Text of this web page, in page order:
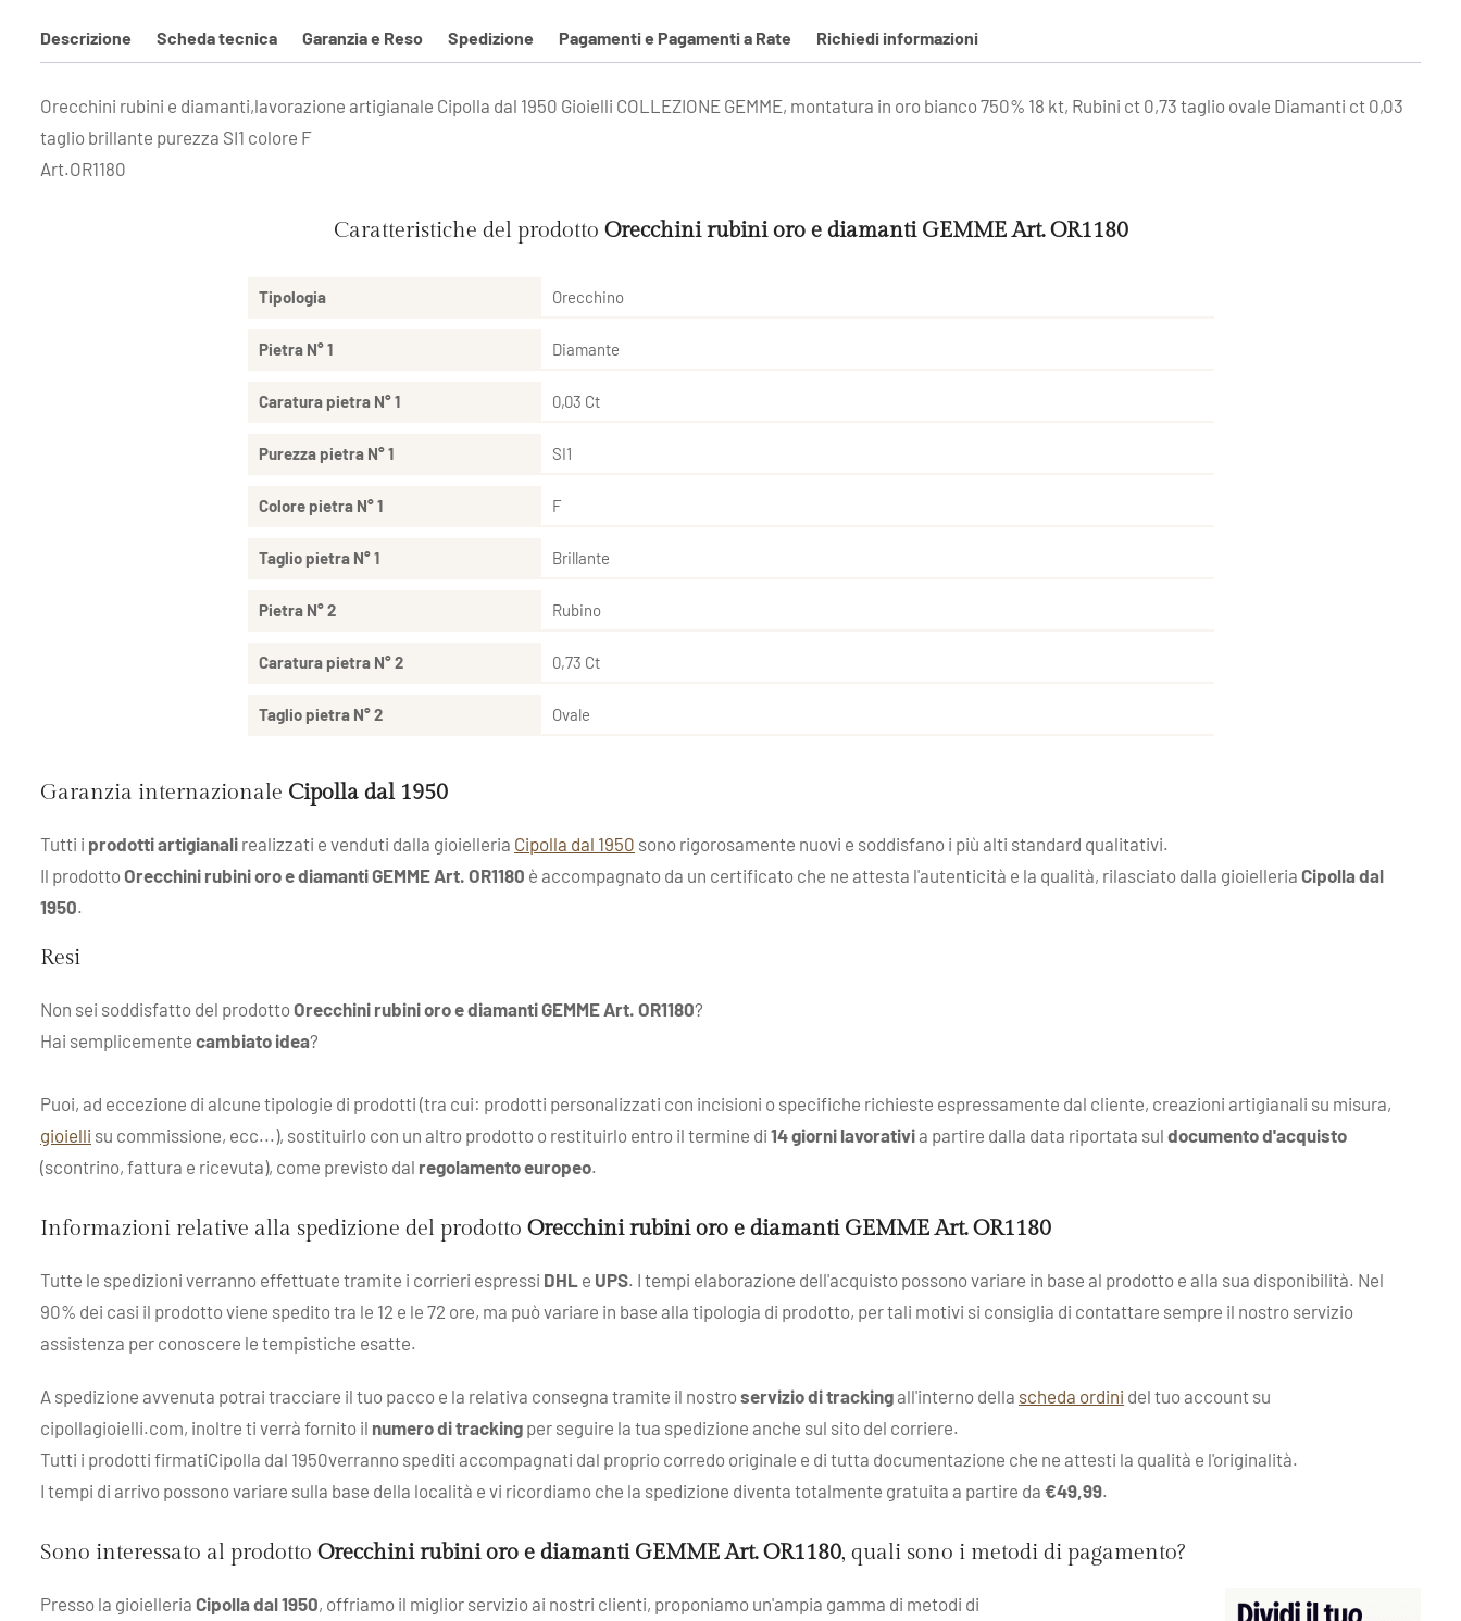
Descrizione Scheda tecnica Garanzia e Reso Spedizione Pagamenti e Pagamenti a Rate Richiedi informazioni
Orecchini rubini e diamanti,lavorazione artigianale Cipolla dal 1950 Gioielli COLLEZIONE GEMME, montatura in oro bianco 750% 18 kt, Rubini ct 0,73 taglio ovale Diamanti ct 0,03
taglio brillante purezza SI1 colore F
Art.OR1180
Caratteristiche del prodotto Orecchini rubini oro e diamanti GEMME Art. OR1180
Tipologia Orecchino
Pietra N° 1 Diamante
Caratura pietra N° 1 0,03 Ct
Purezza pietra N° 1 SI1
Colore pietra N° 1 F
Taglio pietra N° 1 Brillante
Pietra N° 2 Rubino
Caratura pietra N° 2 0,73 Ct
Taglio pietra N° 2 Ovale
Garanzia internazionale Cipolla dal 1950
Tutti i prodotti artigianali realizzati e venduti dalla gioielleria Cipolla dal 1950 sono rigorosamente nuovi e soddisfano i più alti standard qualitativi.
Il prodottoOrecchini rubini oro e diamanti GEMME Art. OR1180 è accompagnato da un certificato che ne attesta l'autenticità e la qualità, rilasciato dalla gioielleria Cipolla dal
1950.
Resi
Non sei soddisfatto del prodottoOrecchini rubini oro e diamanti GEMME Art. OR1180?
Hai semplicemente cambiato idea?
Puoi, ad eccezione di alcune tipologie di prodotti (tra cui: prodotti personalizzati con incisioni o specifiche richieste espressamente dal cliente, creazioni artigianali su misura,
gioielli su commissione, ecc...), sostituirlo con un altro prodotto o restituirlo entro il termine di 14 giorni lavorativia partire dalla data riportata sul documento d'acquisto
(scontrino, fattura e ricevuta), come previsto dal regolamento europeo.
Informazioni relative alla spedizione del prodotto Orecchini rubini oro e diamanti GEMME Art. OR1180
Tutte le spedizioni verranno effettuate tramite i corrieri espressi DHL e UPS. I tempi elaborazione dell'acquisto possono variare in base al prodotto e alla sua disponibilità. Nel
90% dei casi il prodotto viene spedito tra le 12 e le 72 ore, ma può variare in base alla tipologia di prodotto, per tali motivi si consiglia di contattare sempre il nostro servizio
assistenza per conoscere le tempistiche esatte.
A spedizione avvenuta potrai tracciare il tuo pacco e la relativa consegna tramite il nostroservizio di trackingall'interno della scheda ordini del tuo account su
cipollagioielli.com, inoltre ti verrà fornito il numero di tracking per seguire la tua spedizione anche sul sito del corriere.
Tutti i prodotti firmatiCipolla dal 1950verranno spediti accompagnati dal proprio corredo originale e di tutta documentazione che ne attesti la qualità e l'originalità.
I tempi di arrivo possono variare sulla base della località e vi ricordiamo che la spedizione diventa totalmente gratuita a partire da €49,99.
Sono interessato al prodotto Orecchini rubini oro e diamanti GEMME Art. OR1180, quali sono i metodi di pagamento?
Presso la gioielleria Cipolla dal 1950, offriamo il miglior servizio ai nostri clienti, proponiamo un'ampia gamma di metodi di